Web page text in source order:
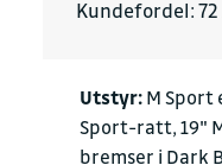
Kundefordel:
Utstyr: M Sport
Sport-ratt, 19"
bremser i Dark